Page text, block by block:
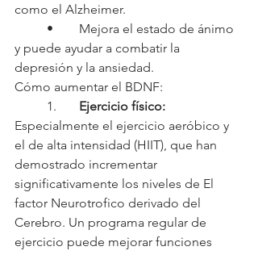
como el Alzheimer.
y puede ayudar a combatir la
depresión y la ansiedad.
Cómo aumentar el BDNF:
Ejercicio físico:
Especialmente el ejercicio aeróbico y
el de alta intensidad (HIIT), que han
demostrado incrementar
significativamente los niveles de El
factor Neurotrofico derivado del
Cerebro. Un programa regular de
ejercicio puede mejorar funciones